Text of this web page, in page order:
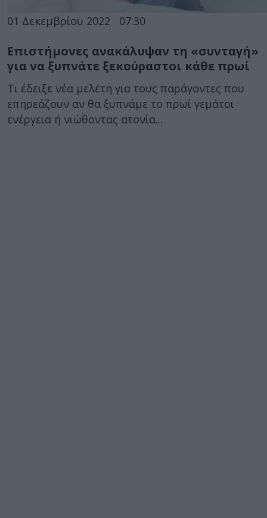
01 Δεκεμβρίου 2022 07:30
Επιστήμονες ανακάλυψαν τη «συνταγή»
για να ξυπνάτε ξεκούραστοι κάθε πρωί
Τι έδειξε νέα μελέτη για τους παράγοντες που
επηρεάζουν αν θα ξυπνάμε το πρωί γεμάτοι
ενέργεια ή νιώθοντας ατονία...